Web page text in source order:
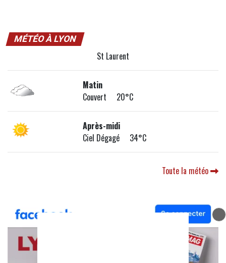
MÉTÉO À LYON
St Laurent
Matin
Couvert 20°C
Après-midi
Ciel Dégagé 34°C
Toute la météo